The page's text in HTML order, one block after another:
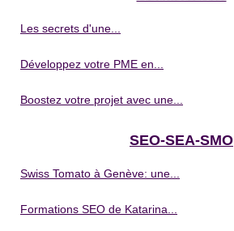
Les secrets d'une...
Développez votre PME en...
Boostez votre projet avec une...
SEO-SEA-SMO
Swiss Tomato à Genève: une...
Formations SEO de Katarina...